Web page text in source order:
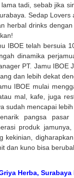
tadi, sebab jika
Sedap
herbal drinks
IBOE telah bersuia
dinamika
PT. Jamu IBOE
dan lebih dekat
IBOE mulai
mal, kafe, juga
sudah mencapai
pangsa
produk
kekinian,
dan kuno bisa
Herba,